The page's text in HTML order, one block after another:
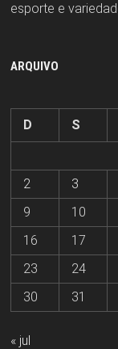
esporte e
ARQUIVO
D
S
2
3
9
10
16
17
23
24
30
31
« jul